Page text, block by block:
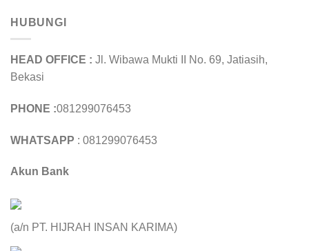
HUBUNGI
HEAD OFFICE : Jl. Wibawa Mukti II No. 69, Jatiasih,
Bekasi
PHONE :081299076453
WHATSAPP : 081299076453
Akun Bank
(a/n PT. HIJRAH INSAN KARIMA)